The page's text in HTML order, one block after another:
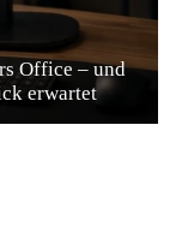
Office – und
erwartet